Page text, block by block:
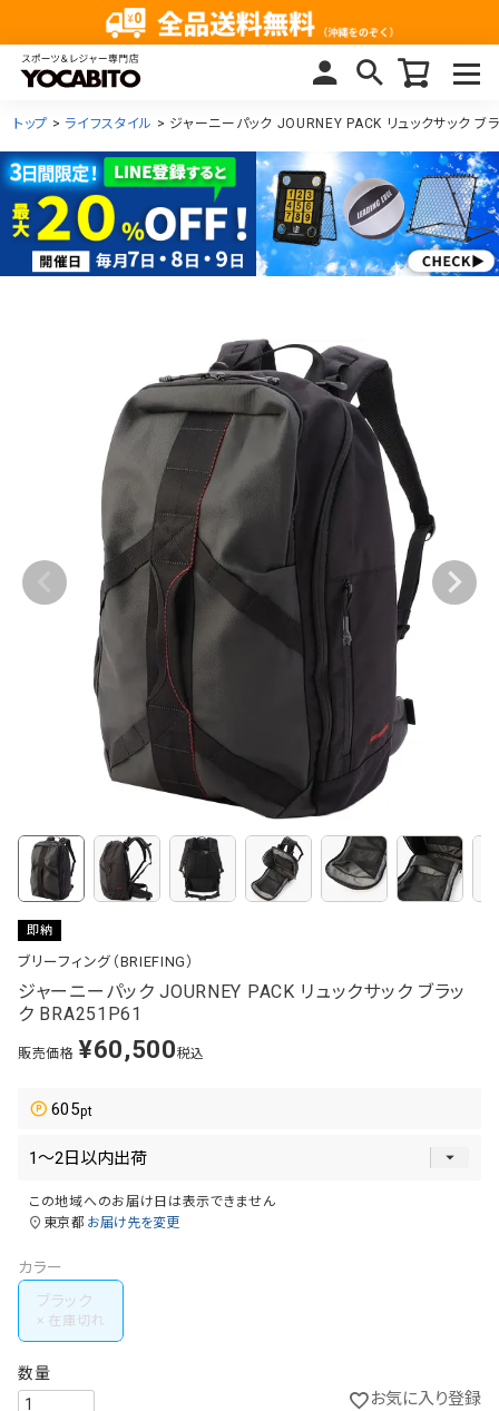
トップ ライフスタイル ジャーニーパック JOURNEY PACK リュックサック ブ
即納
ブリーフィング（BRIEFING）
ジャーニーパック JOURNEY PACK リュックサック ブラッ
ク BRA251P61
販売価格 ¥60,500税込
605
この地域へのお届け日は表示できません
東京都 お届け先を変更
カラー
ブラック
お気に入り登録